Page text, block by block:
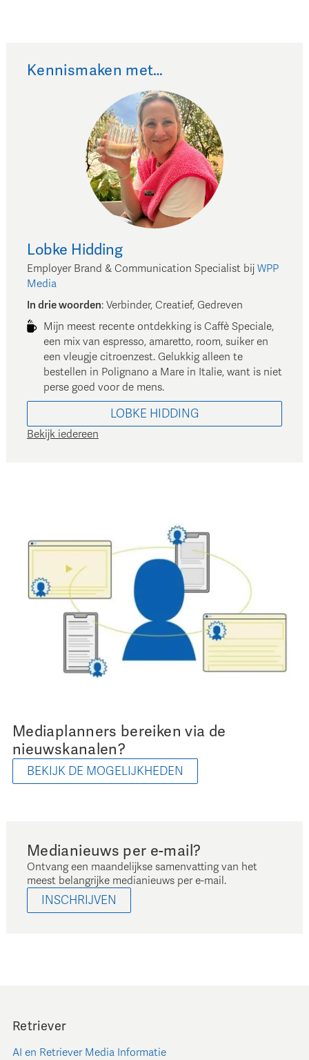
Kennismaken met…
Lobke Hidding
Employer Brand & Communication Specialist bij WPP
Media
In drie woorden: Verbinder, Creatief, Gedreven
Mijn meest recente ontdekking is Caffè Speciale,
een mix van espresso, amaretto, room, suiker en
een vleugje citroenzest. Gelukkig alleen te
bestellen in Polignano a Mare in Italie, want is niet
perse goed voor de mens.
LOBKE HIDDING
Bekijk iedereen
Mediaplanners bereiken via de
nieuwskanalen?
BEKIJK DE MOGELIJKHEDEN
Medianieuws per e-mail?
Ontvang een maandelijkse samenvatting van het
meest belangrijke medianieuws per e-mail.
INSCHRIJVEN
Retriever
AI en Retriever Media Informatie